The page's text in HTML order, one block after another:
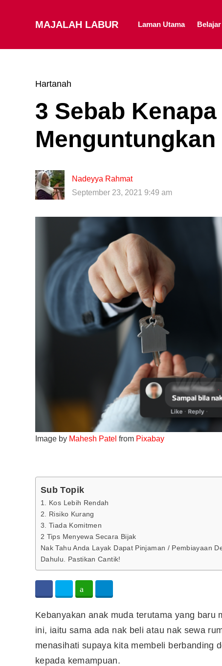
MAJALAH LABUR Laman Utama
Hartanah
3 Sebab
Menguntungkan
Nadeyya Rahmat
September 23, 2021 9:49 am
Image by Mahesh Patel from Pixabay
Sub Topik
1. Kos Lebih Rendah
2. Risiko Kurang
3. Tiada Komitmen
2 Tips Menyewa Secara Bijak
Nak Tahu Anda Layak Dapat Pinjaman / Pembiayaan
Dahulu. Pastikan Cantik!
Kebanyakan anak muda terutama yang baru
ini, iaitu sama ada nak beli atau nak sewa
menasihati supaya kita membeli berbanding
kepada kemampuan.